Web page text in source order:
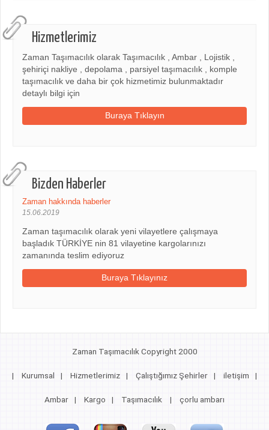
Hizmetlerimiz
Zaman Taşımacılık olarak Taşımacılık , Ambar , Lojistik ,
şehiriçi nakliye , depolama , parsiyel taşımacılık , komple
taşımacılık ve daha bir çok hizmetimiz bulunmaktadır
detaylı bilgi için
Buraya Tıklayın
Bizden Haberler
Zaman hakkında haberler
15.06.2019
Zaman taşımacılık olarak yeni vilayetlere çalışmaya
başladık TÜRKİYE nin 81 vilayetine kargolarınızı
zamanında teslim ediyoruz
Buraya Tıklayınız
Zaman Taşımacılık Copyright 2000
| Kurumsal | Hizmetlerimiz | Çalıştığımız Şehirler | iletişim |
Ambar | Kargo | Taşımacılık | çorlu ambarı